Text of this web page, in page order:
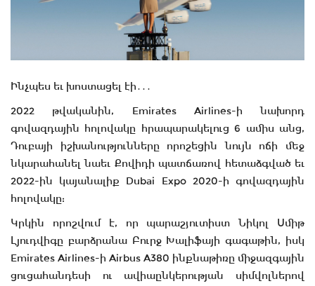
Ինչպես եւ խոստացել էի․․․
2022 թվականին, Emirates Airlines-ի նախորդ
գովազդային հոլովակը հրապարակելուց 6 ամիս անց,
Դուբայի իշխանությունները որոշեցին նույն ոճի մեջ
նկարահանել նաեւ Քովիդի պատճառով հետաձգված եւ
2022-ին կայանալիք Dubai Expo 2020-ի գովազդային
հոլովակը:
Կրկին որոշվում է, որ պարաշյուտիստ Նիկոլ Սմիթ
Լյուդվիգը բարձրանա Բուրջ Խալիֆայի գագաթին, իսկ
Emirates Airlines-ի Airbus A380 ինքնաթիռը միջազգային
ցուցահանդեսի ու ավիաընկերության սիմվոլներով